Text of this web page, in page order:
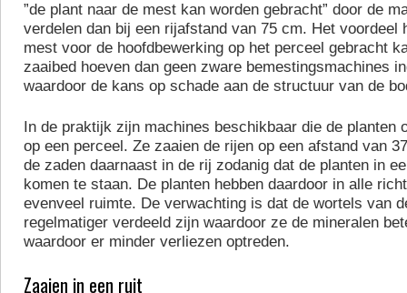
”de plant naar de mest kan worden gebracht” door de
verdelen dan bij een rijafstand van 75 cm. Het voordeel
mest voor de hoofdbewerking op het perceel gebracht
zaaibed hoeven dan geen zware bemestingsmachines
waardoor de kans op schade aan de structuur van de
In de praktijk zijn machines beschikbaar die de planten
op een perceel. Ze zaaien de rijen op een afstand van
de zaden daarnaast in de rij zodanig dat de planten in
komen te staan. De planten hebben daardoor in alle
evenveel ruimte. De verwachting is dat de wortels van
regelmatiger verdeeld zijn waardoor ze de mineralen
waardoor er minder verliezen optreden.
Zaaien in een ruit